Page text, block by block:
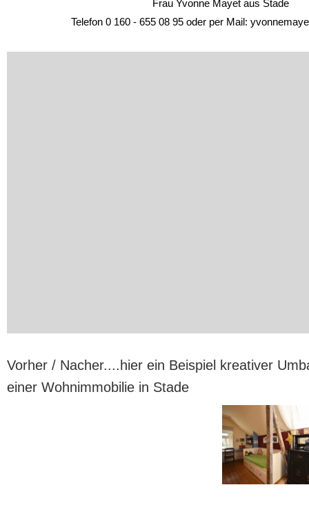
Frau Yvonne Mayet aus Stade
Telefon 0 160 - 655 08 95 oder per Mail:
Vorher / Nacher....hier ein Beispiel kreativer
einer Wohnimmobilie in Stade